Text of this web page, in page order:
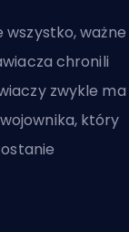
ważne
chronili
zwykle ma
który